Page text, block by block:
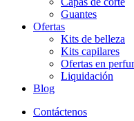
Guantes
Ofertas
Kits de belleza
Kits capilares
Ofertas en
Liquidación
Blog
Contáctenos